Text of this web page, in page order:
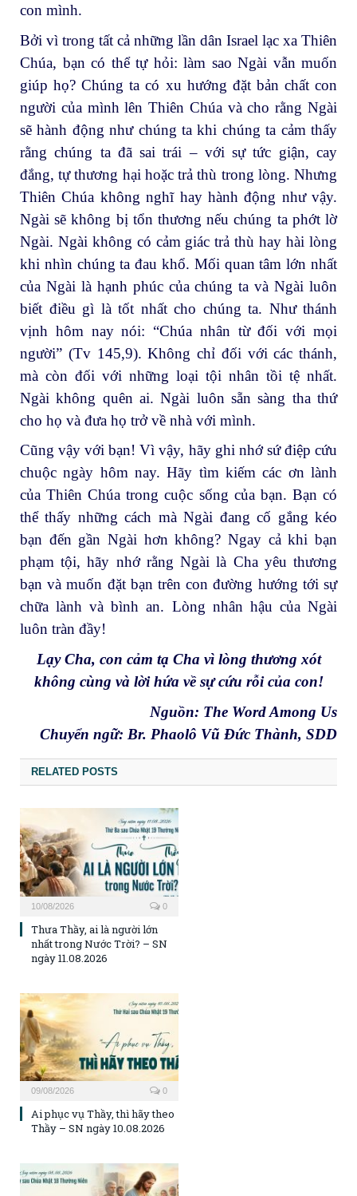
con mình.
Bởi vì trong tất cả những lần dân Israel lạc xa Thiên
Chúa, bạn có thể tự hỏi: làm sao Ngài vẫn muốn
giúp họ? Chúng ta có xu hướng đặt bản chất con
người của mình lên Thiên Chúa và cho rằng Ngài
sẽ hành động như chúng ta khi chúng ta cảm thấy
rằng chúng ta đã sai trái – với sự tức giận, cay
đắng, tự thương hại hoặc trả thù trong lòng. Nhưng
Thiên Chúa không nghĩ hay hành động như vậy.
Ngài sẽ không bị tổn thương nếu chúng ta phớt lờ
Ngài. Ngài không có cảm giác trả thù hay hài lòng
khi nhìn chúng ta đau khổ. Mối quan tâm lớn nhất
của Ngài là hạnh phúc của chúng ta và Ngài luôn
biết điều gì là tốt nhất cho chúng ta. Như thánh
vịnh hôm nay nói: “Chúa nhân từ đối với mọi
người” (Tv 145,9). Không chỉ đối với các thánh,
mà còn đối với những loại tội nhân tồi tệ nhất.
Ngài không quên ai. Ngài luôn sẵn sàng tha thứ
cho họ và đưa họ trở về nhà với mình.
Cũng vậy với bạn! Vì vậy, hãy ghi nhớ sứ điệp cứu
chuộc ngày hôm nay. Hãy tìm kiếm các ơn lành
của Thiên Chúa trong cuộc sống của bạn. Bạn có
thể thấy những cách mà Ngài đang cố gắng kéo
bạn đến gần Ngài hơn không? Ngay cả khi bạn
phạm tội, hãy nhớ rằng Ngài là Cha yêu thương
bạn và muốn đặt bạn trên con đường hướng tới sự
chữa lành và bình an. Lòng nhân hậu của Ngài
luôn tràn đầy!
Lạy Cha, con cảm tạ Cha vì lòng thương xót
không cùng và lời hứa về sự cứu rỗi của con!
Nguồn: The Word Among Us
Chuyển ngữ: Br. Phaolô Vũ Đức Thành, SDD
RELATED POSTS
10/08/2026 0
Thưa Thầy, ai là người lớn
nhất trong Nước Trời? – SN
ngày 11.08.2026
09/08/2026 0
Ai phục vụ Thầy, thì hãy theo
Thầy – SN ngày 10.08.2026